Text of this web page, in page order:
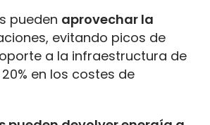
pueden aprovechar la
evitando picos de
a la infraestructura de
en los costes de